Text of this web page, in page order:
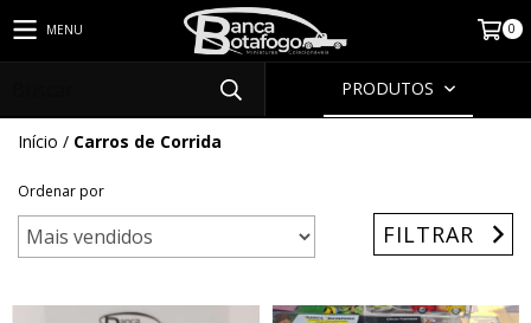
MENU 0
PRODUTOS
Início / Carros de Corrida
Ordenar por
FILTRAR